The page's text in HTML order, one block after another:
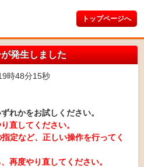
トップページへ
発生しました
時48分15秒
れかをお試しください。
直してください。
定など、正しい操作を行ってく
再度やり直してください。